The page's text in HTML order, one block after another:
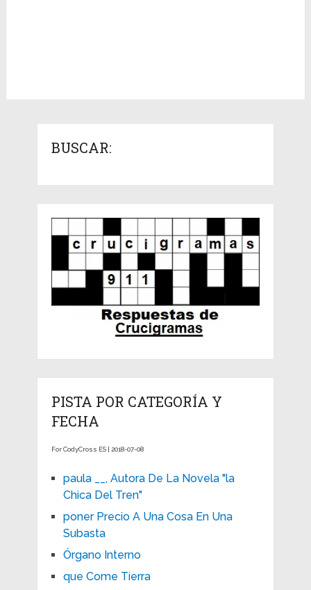
BUSCAR:
PISTA POR CATEGORÍA Y
FECHA
For CodyCross ES | 2018-07-08
paula __, Autora De La Novela "la
Chica Del Tren"
poner Precio A Una Cosa En Una
Subasta
Órgano Interno
que Come Tierra